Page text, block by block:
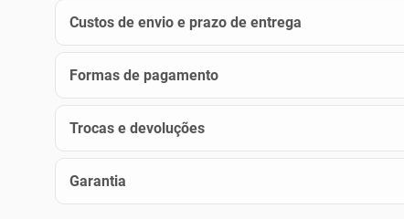
Custos de envio e prazo de entrega
Formas de pagamento
Trocas e devoluções
Garantia